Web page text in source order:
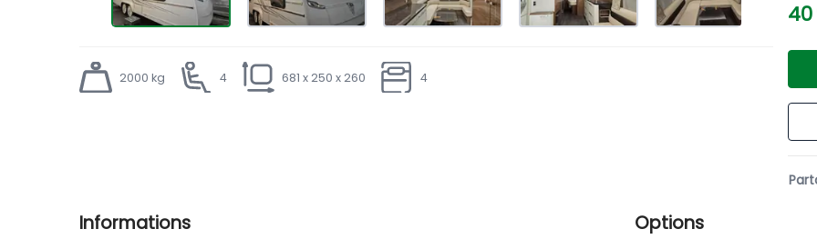
2000 kg 4 681 x 250 x 260 4
Informations Options